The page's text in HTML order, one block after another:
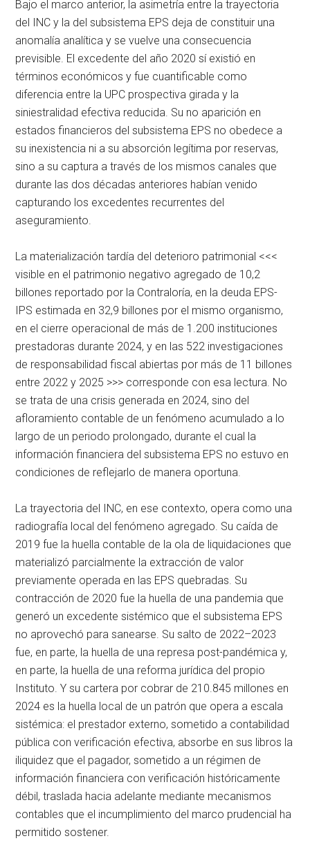
Bajo el marco anterior, la asimetría entre la trayectoria
del INC y la del subsistema EPS deja de constituir una
anomalía analítica y se vuelve una consecuencia
previsible. El excedente del año 2020 sí existió en
términos económicos y fue cuantificable como
diferencia entre la UPC prospectiva girada y la
siniestralidad efectiva reducida. Su no aparición en
estados financieros del subsistema EPS no obedece a
su inexistencia ni a su absorción legítima por reservas,
sino a su captura a través de los mismos canales que
durante las dos décadas anteriores habían venido
capturando los excedentes recurrentes del
aseguramiento.
La materialización tardía del deterioro patrimonial <<<
visible en el patrimonio negativo agregado de 10,2
billones reportado por la Contraloría, en la deuda EPS-
IPS estimada en 32,9 billones por el mismo organismo,
en el cierre operacional de más de 1.200 instituciones
prestadoras durante 2024, y en las 522 investigaciones
de responsabilidad fiscal abiertas por más de 11 billones
entre 2022 y 2025 >>> corresponde con esa lectura. No
se trata de una crisis generada en 2024, sino del
afloramiento contable de un fenómeno acumulado a lo
largo de un periodo prolongado, durante el cual la
información financiera del subsistema EPS no estuvo en
condiciones de reflejarlo de manera oportuna.
La trayectoria del INC, en ese contexto, opera como una
radiografía local del fenómeno agregado. Su caída de
2019 fue la huella contable de la ola de liquidaciones que
materializó parcialmente la extracción de valor
previamente operada en las EPS quebradas. Su
contracción de 2020 fue la huella de una pandemia que
generó un excedente sistémico que el subsistema EPS
no aprovechó para sanearse. Su salto de 2022–2023
fue, en parte, la huella de una represa post-pandémica y,
en parte, la huella de una reforma jurídica del propio
Instituto. Y su cartera por cobrar de 210.845 millones en
2024 es la huella local de un patrón que opera a escala
sistémica: el prestador externo, sometido a contabilidad
pública con verificación efectiva, absorbe en sus libros la
iliquidez que el pagador, sometido a un régimen de
información financiera con verificación históricamente
débil, traslada hacia adelante mediante mecanismos
contables que el incumplimiento del marco prudencial ha
permitido sostener.